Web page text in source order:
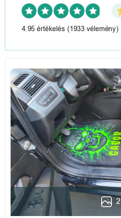
4.95 értékelés (1933 vélemény)
2